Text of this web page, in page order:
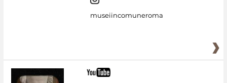
museiincomuneroma